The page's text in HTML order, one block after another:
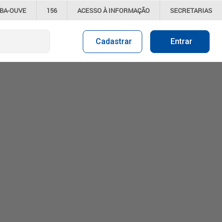
OUVE 156 ACESSO ÀINFORMAÇÃO SECRETARIAS
Cadastrar Entrar